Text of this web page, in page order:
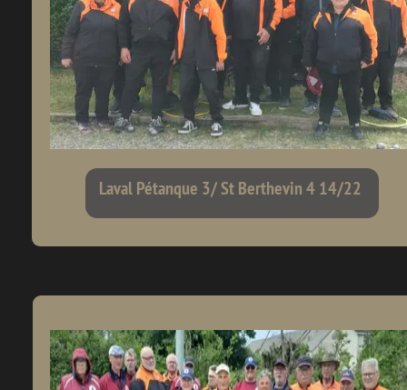
Laval Pétanque 3/ St Berthevin 4 14/22